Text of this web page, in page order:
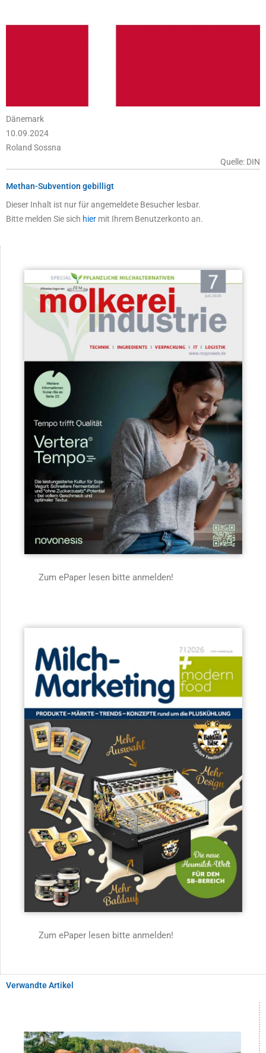
Dänemark
10.09.2024
Roland Sossna
Quelle: DIN
Methan-Subvention gebilligt
Dieser Inhalt ist nur für angemeldete Besucher lesbar.
Bitte melden Sie sich hier mit Ihrem Benutzerkonto an.
Zum ePaper lesen bitte anmelden!
Zum ePaper lesen bitte anmelden!
Verwandte Artikel